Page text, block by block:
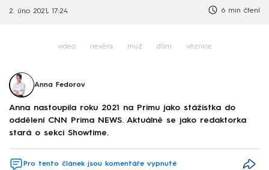
2. úno 2021, 17:24 6 min čtení
video nevěra muž dům věznice
Anna Fedorov
Anna nastoupila roku 2021 na Primu jako stážistka do
oddělení CNN Prima NEWS. Aktuálně se jako redaktorka
stará o sekci Showtime.
Pro tento článek jsou komentáře vypnuté